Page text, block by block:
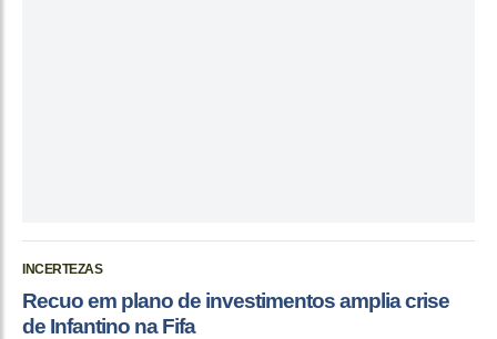
INCERTEZAS
Recuo em plano de investimentos amplia crise
de Infantino na Fifa